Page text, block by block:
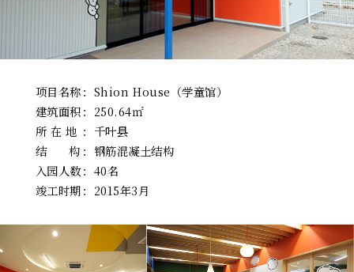
项目名称 ： Shion House（学童馆）
建筑面积 ： 250.64㎡
所 在 地 ： 千叶县
结 构 ： 钢筋混凝土结构
入园人数： 40名
竣工时期 ： 2015年3月